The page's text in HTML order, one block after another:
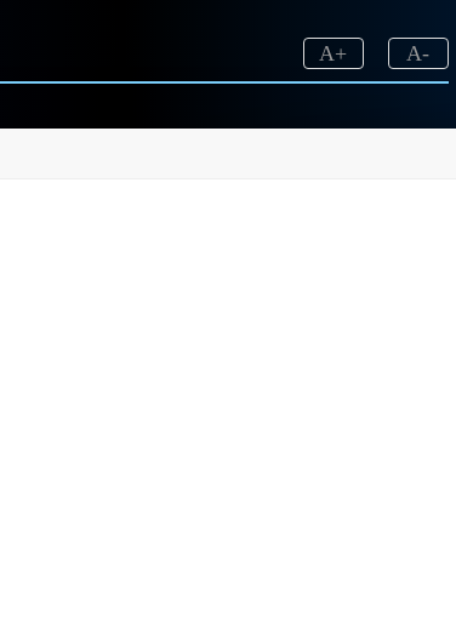
A-
A+
大。它不仅支持中文，使用起来也异常简
，如何能快速生成令人惊艳的图像呢？那